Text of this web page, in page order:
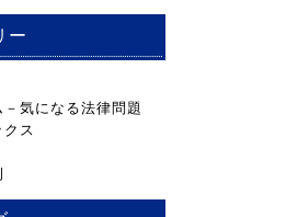
ー
－気になる法律問題
クス